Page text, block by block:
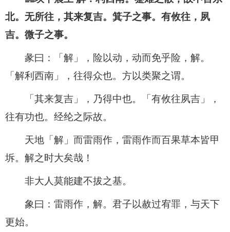
北。无所往，其来复吉。箕子之事。有攸往，夙
吉。微子之事。
彖曰：「解」，险以动，动而免乎险，解。
「解利西南」，往得众也。方以类聚之谓。
「其来复吉」，乃得中也。「有攸往夙吉」，
往有功也。经纶之际故。
天地「解」而雷雨作，雷雨作而百果草本皆甲
坼。解之时大矣哉！
非大人莫能建不拔之基。
象曰：雷雨作，解。君子以赦过宥罪，与天下
更始。